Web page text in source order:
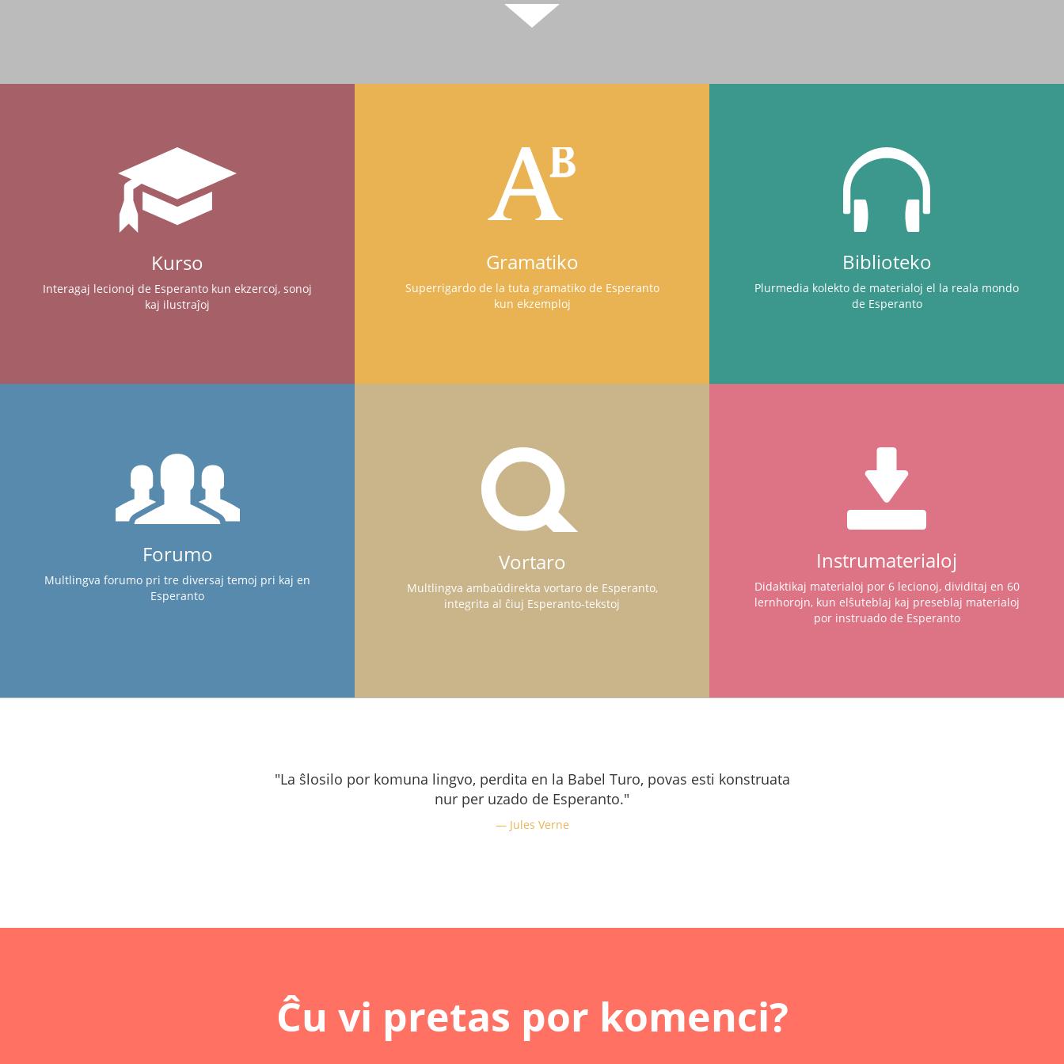
Kurso
Interagaj lecionoj de Esperanto kun ekzercoj, sonoj
kaj ilustraĵoj
Gramatiko
Superrigardo de la tuta gramatiko de Esperanto
kun ekzemploj
Biblioteko
Plurmedia kolekto de materialoj el la reala mondo
de Esperanto
Forumo
Multlingva forumo pri tre diversaj temoj pri kaj en
Esperanto
Vortaro
Multlingva ambaŭdirekta vortaro de Esperanto,
integrita al ĉiuj Esperanto-tekstoj
Instrumaterialoj
Didaktikaj materialoj por 6 lecionoj, dividitaj en 60
lernhorojn, kun elŝuteblaj kaj preseblaj materialoj
por instruado de Esperanto
"La ŝlosilo por komuna lingvo, perdita en la Babel Turo, povas esti konstruata
nur per uzado de Esperanto."
Jules Verne
Ĉu vi pretas por komenci?